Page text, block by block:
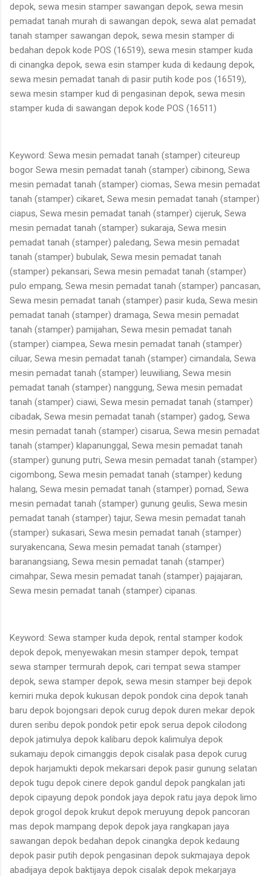
depok, sewa mesin stamper sawangan depok, sewa mesin
pemadat tanah murah di sawangan depok, sewa alat pemadat
tanah stamper sawangan depok, sewa mesin stamper di
bedahan depok kode POS (16519), sewa mesin stamper kuda
di cinangka depok, sewa esin stamper kuda di kedaung depok,
sewa mesin pemadat tanah di pasir putih kode pos (16519),
sewa mesin stamper kud di pengasinan depok, sewa mesin
stamper kuda di sawangan depok kode POS (16511)
Keyword: Sewa mesin pemadat tanah (stamper) citeureup
bogor Sewa mesin pemadat tanah (stamper) cibinong, Sewa
mesin pemadat tanah (stamper) ciomas, Sewa mesin pemadat
tanah (stamper) cikaret, Sewa mesin pemadat tanah (stamper)
ciapus, Sewa mesin pemadat tanah (stamper) cijeruk, Sewa
mesin pemadat tanah (stamper) sukaraja, Sewa mesin
pemadat tanah (stamper) paledang, Sewa mesin pemadat
tanah (stamper) bubulak, Sewa mesin pemadat tanah
(stamper) pekansari, Sewa mesin pemadat tanah (stamper)
pulo empang, Sewa mesin pemadat tanah (stamper) pancasan,
Sewa mesin pemadat tanah (stamper) pasir kuda, Sewa mesin
pemadat tanah (stamper) dramaga, Sewa mesin pemadat
tanah (stamper) pamijahan, Sewa mesin pemadat tanah
(stamper) ciampea, Sewa mesin pemadat tanah (stamper)
ciluar, Sewa mesin pemadat tanah (stamper) cimandala, Sewa
mesin pemadat tanah (stamper) leuwiliang, Sewa mesin
pemadat tanah (stamper) nanggung, Sewa mesin pemadat
tanah (stamper) ciawi, Sewa mesin pemadat tanah (stamper)
cibadak, Sewa mesin pemadat tanah (stamper) gadog, Sewa
mesin pemadat tanah (stamper) cisarua, Sewa mesin pemadat
tanah (stamper) klapanunggal, Sewa mesin pemadat tanah
(stamper) gunung putri, Sewa mesin pemadat tanah (stamper)
cigombong, Sewa mesin pemadat tanah (stamper) kedung
halang, Sewa mesin pemadat tanah (stamper) pomad, Sewa
mesin pemadat tanah (stamper) gunung geulis, Sewa mesin
pemadat tanah (stamper) tajur, Sewa mesin pemadat tanah
(stamper) sukasari, Sewa mesin pemadat tanah (stamper)
suryakencana, Sewa mesin pemadat tanah (stamper)
baranangsiang, Sewa mesin pemadat tanah (stamper)
cimahpar, Sewa mesin pemadat tanah (stamper) pajajaran,
Sewa mesin pemadat tanah (stamper) cipanas.
Keyword: Sewa stamper kuda depok, rental stamper kodok
depok depok, menyewakan mesin stamper depok, tempat
sewa stamper termurah depok, cari tempat sewa stamper
depok, sewa stamper depok, sewa mesin stamper beji depok
kemiri muka depok kukusan depok pondok cina depok tanah
baru depok bojongsari depok curug depok duren mekar depok
duren seribu depok pondok petir epok serua depok cilodong
depok jatimulya depok kalibaru depok kalimulya depok
sukamaju depok cimanggis depok cisalak pasa depok curug
depok harjamukti depok mekarsari depok pasir gunung selatan
depok tugu depok cinere depok gandul depok pangkalan jati
depok cipayung depok pondok jaya depok ratu jaya depok limo
depok grogol depok krukut depok meruyung depok pancoran
mas depok mampang depok depok jaya rangkapan jaya
sawangan depok bedahan depok cinangka depok kedaung
depok pasir putih depok pengasinan depok sukmajaya depok
abadijaya depok baktijaya depok cisalak depok mekarjaya